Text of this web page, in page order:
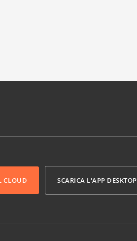
CLOUD SCARICA L'APP DESKTOP